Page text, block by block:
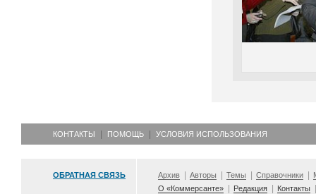
КОНТАКТЫ ПОМОЩЬ УСЛОВИЯ ИСПОЛЬЗОВАНИЯ
ОБРАТНАЯ СВЯЗЬ Архив Авторы Темы Справочники
О «Коммерсанте»
Редакция Контакты